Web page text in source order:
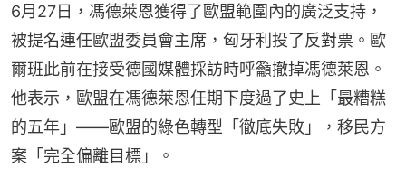
6月27日，馮德萊恩獲得了歐盟範圍內的廣泛支持，
被提名連任歐盟委員會主席，匈牙利投了反對票。歐
爾班此前在接受德國媒體採訪時呼籲撤掉馮德萊恩。
他表示，歐盟在馮德萊恩任期下度過了史上「最糟糕
的五年」——歐盟的綠色轉型「徹底失敗」，移民方
案「完全偏離目標」。